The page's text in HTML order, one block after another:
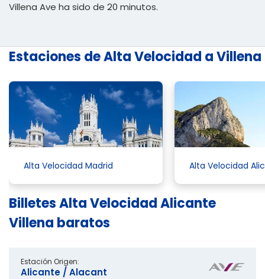
Villena Ave ha sido de 20 minutos.
Estaciones de Alta Velocidad a Villena
Alta Velocidad Madrid Alta Velocidad
Billetes Alta Velocidad Alicante
Villena baratos
Estación Origen:
Alicante / Alacant